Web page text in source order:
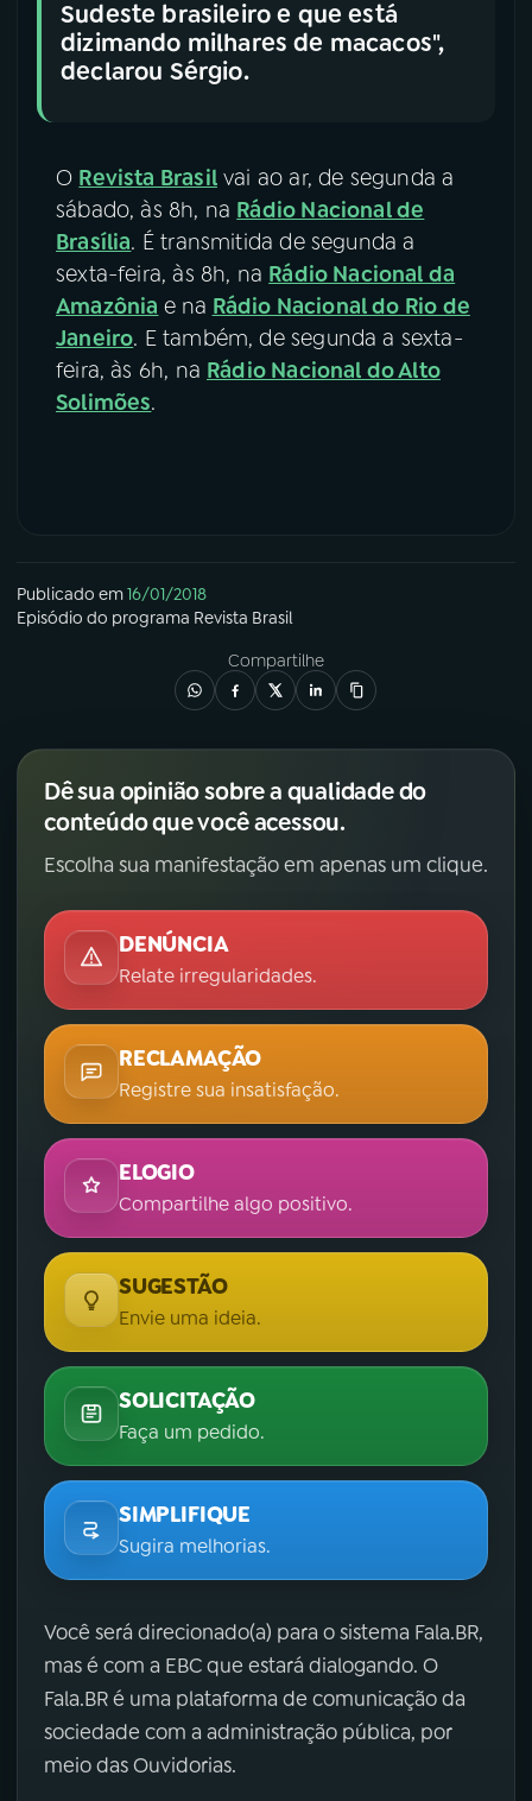
Sudeste brasileiro e que está
dizimando milhares de macacos",
declarou Sérgio.
O Revista Brasilvai ao ar, de segunda a
sábado, às 8h, na Rádio Nacional de
Brasília. É transmitida de segunda a
sexta-feira, às 8h, na Rádio Nacional da
Amazônia e na Rádio Nacional do Rio de
Janeiro. E também, de segunda a sexta-
feira, às 6h, na Rádio Nacional do Alto
Solimões.
Publicado em16/01/2018
Episódio do programa Revista Brasil
Compartilhe
Dê sua opinião sobre a qualidade do
conteúdo que você acessou.
Escolha sua manifestação em apenas um clique.
DENÚNCIA
Relate irregularidades.
RECLAMAÇÃO
Registre sua insatisfação.
ELOGIO
Compartilhe algo positivo.
SUGESTÃO
Envie uma ideia.
SOLICITAÇÃO
Faça um pedido.
SIMPLIFIQUE
Sugira melhorias.
Você será direcionado(a) para o sistema Fala.BR,
mas é com a EBC que estará dialogando. O
Fala.BR é uma plataforma de comunicação da
sociedade com a administração pública, por
meio das Ouvidorias.